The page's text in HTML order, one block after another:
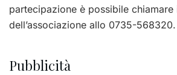
partecipazione è possibile chiamare
dell’associazione allo 0735-568320.
Pubblicità